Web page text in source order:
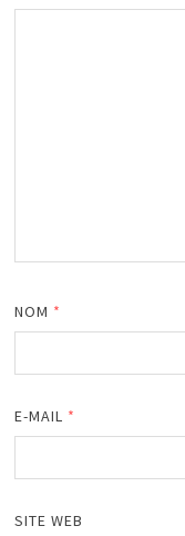
NOM *
E-MAIL *
SITE WEB